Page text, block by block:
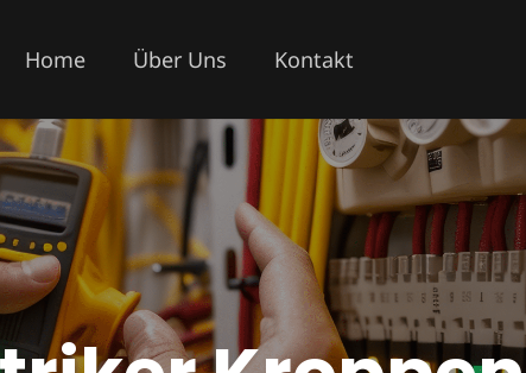
Home Über Uns Kontakt